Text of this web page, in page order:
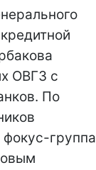
ОВГЗ с
По
фокус-группа